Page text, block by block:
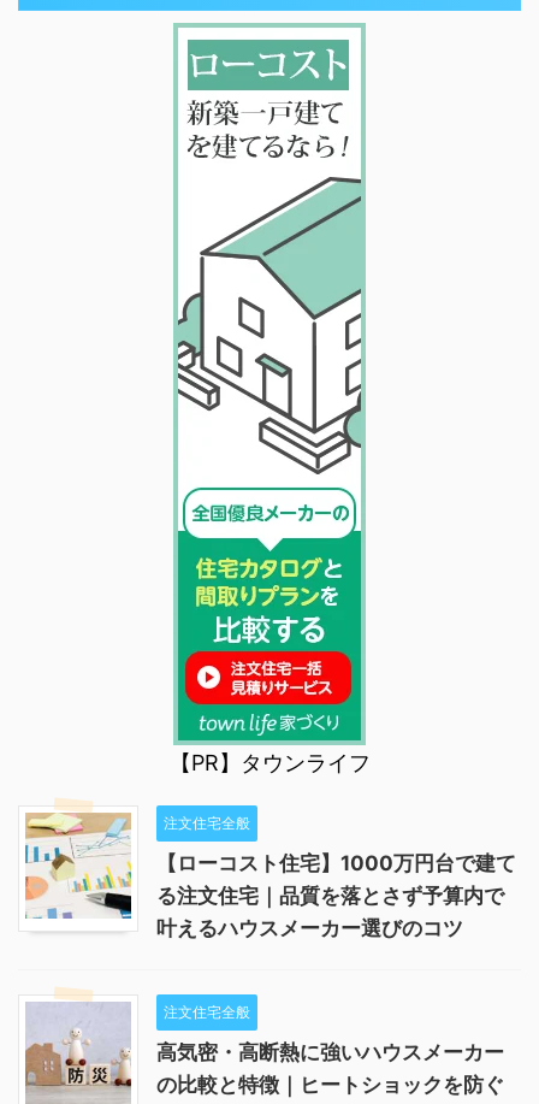
【PR】タウンライフ
注文住宅全般
【ローコスト住宅】1000万円台で建て
る注文住宅｜品質を落とさず予算内で
叶えるハウスメーカー選びのコツ
注文住宅全般
高気密・高断熱に強いハウスメーカー
の比較と特徴｜ヒートショックを防ぐ